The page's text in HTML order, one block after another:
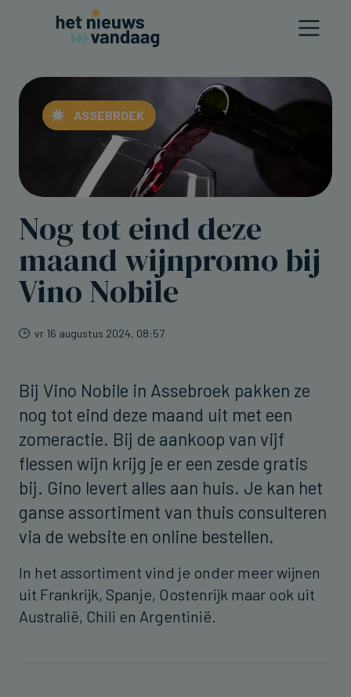
ASSEBROEK
Nog tot eind deze
maand wijnpromo bij
Vino Nobile
vr 16 augustus 2024, 08:57
Bij Vino Nobile in Assebroek pakken ze
nog tot eind deze maand uit met een
zomeractie. Bij de aankoop van vijf
flessen wijn krijg je er een zesde gratis
bij. Gino levert alles aan huis. Je kan het
ganse assortiment van thuis consulteren
via de website en online bestellen.
In het assortiment vind je onder meer wijnen
uit Frankrijk, Spanje, Oostenrijk maar ook uit
Australië, Chili en Argentinië.